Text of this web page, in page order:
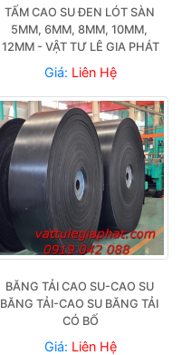
TẤM CAO SU ĐEN LÓT SÀN
5MM, 6MM, 8MM, 10MM,
12MM - VẬT TƯ LÊ GIA PHÁT
Giá: Liên Hệ
BĂNG TẢI CAO SU-CAO SU
BĂNG TẢI-CAO SU BĂNG TẢI
CÓ BỐ
Giá: Liên Hệ